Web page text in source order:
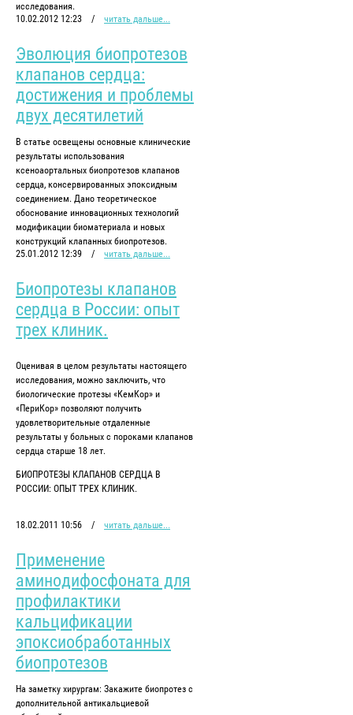
исследования.
10.02.2012 12:23
/ читать дальше...
Эволюция биопротезов
клапанов сердца:
достижения и проблемы
двух десятилетий
В статье освещены основные клинические
результаты использования
ксеноаортальных биопротезов клапанов
сердца, консервированных эпоксидным
соединением. Дано теоретическое
обоснование инновационных технологий
модификации биоматериала и новых
конструкций клапанных биопротезов.
25.01.2012 12:39
/ читать дальше...
Биопротезы клапанов
сердца в России: опыт
трех клиник.
Оценивая в целом результаты настоящего
исследования, можно заключить, что
биологические протезы «КемКор» и
«ПериКор» позволяют получить
удовлетворительные отдаленные
результаты у больных с пороками клапанов
сердца старше 18 лет.
БИОПРОТЕЗЫ КЛАПАНОВ СЕРДЦА В
РОССИИ: ОПЫТ ТРЕХ КЛИНИК.
18.02.2011 10:56 / читать дальше...
Применение
аминодифосфоната для
профилактики
кальцификации
эпоксиобработанных
биопротезов
На заметку хирургам: Закажите биопротез с
дополнительной антикальциевой